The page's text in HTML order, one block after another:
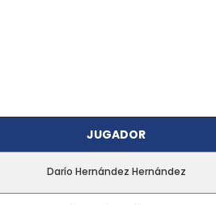
JUGADOR
Darío Hernández Hernández